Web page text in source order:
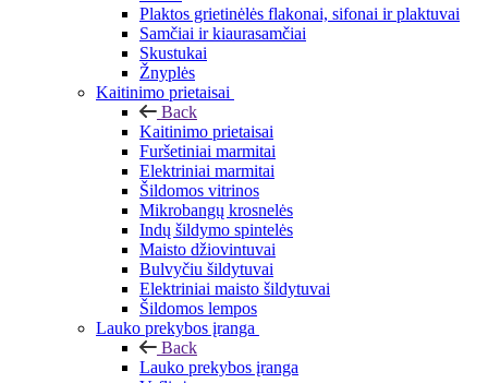
Plaktos grietinėlės flakonai, sifonai ir plaktuvai
Samčiai ir kiaurasamčiai
Skustukai
Žnyplės
Kaitinimo prietaisai
Back
Kaitinimo prietaisai
Furšetiniai marmitai
Elektriniai marmitai
Šildomos vitrinos
Mikrobangų krosnelės
Indų šildymo spintelės
Maisto džiovintuvai
Bulvyčiu šildytuvai
Elektriniai maisto šildytuvai
Šildomos lempos
Lauko prekybos įranga
Back
Lauko prekybos įranga